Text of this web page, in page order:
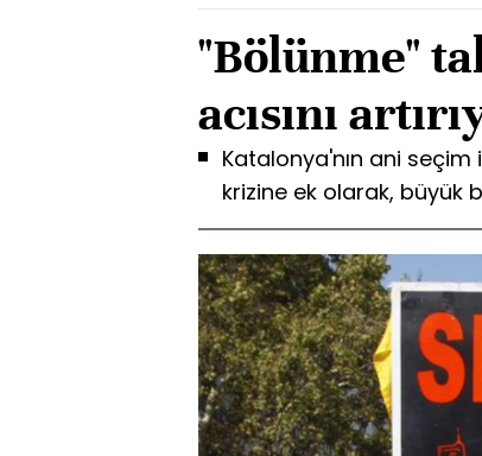
"Bölünme"
acısını
Katalonya'nın ani
krizine ek olarak, büyük